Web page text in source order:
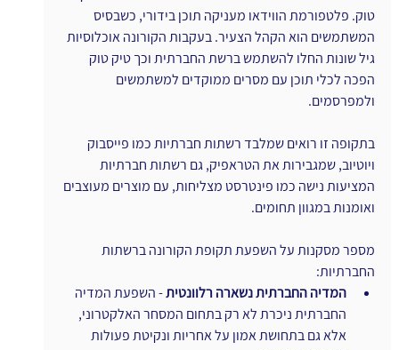
טוק. פלטפורמת הווידאו מעניקה תוכן בידורי, כשבסיס
המשתמשים הוא הקהל הצעיר. בעקבות הקורונה אוכלוסיות
גיל שונות החלו להשתמש ברשת החברתית וכך טיק טוק
הפכה לכלי תוכן עם מסרים ממוקדים למשתמשים
ולמפרסמים.
בתקופה זו רואים שמלבד רשתות חברתיות כמו פייסבוק
ויוטיוב, שמגבירות את הטראפיק, גם רשתות חברתיות
המציעות נישה כמו פינטרסט מצליחות, עם מוצרים מעוצבים
ואומנות במגוון תחומים.
מספר מסקנות על השפעת תקופת הקורונה ברשתות
החברתיות:
המדיה החברתית נשארה רלוונטית - השפעת המדיה
החברתית ניכרת לא רק בתחום המסחר האלקטרוני,
אלא גם בתחושת אמון על אחריות ונקיטת פעולות